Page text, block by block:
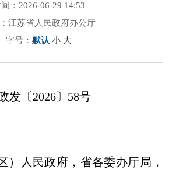
间：2026-06-29 14:53
江苏省人民政府办公厅
字号： 默认 小 大
发〔2026〕58号
）人民政府，省各委办厅局，